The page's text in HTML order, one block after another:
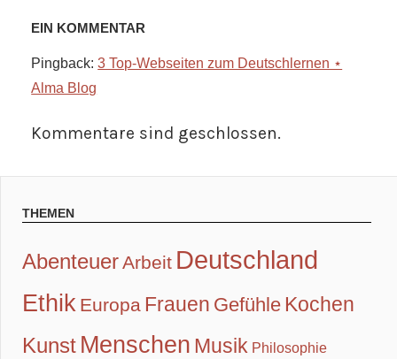
EIN KOMMENTAR
Pingback:3 Top-Webseiten zum Deutschlernen ⋆
Alma Blog
Kommentare sind geschlossen.
THEMEN
Abenteuer Arbeit Deutschland
Ethik Europa Frauen Gefühle Kochen
Kunst Menschen Musik Philosophie